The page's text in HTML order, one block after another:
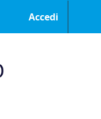
Menu
Accedi